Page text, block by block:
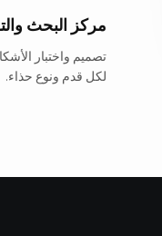
مركز البحث
تصميم واختبار
لكل قدم ونوع حذاء.